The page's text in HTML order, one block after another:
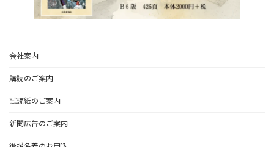
会社案内
購読のご案内
試読紙のご案内
新聞広告のご案内